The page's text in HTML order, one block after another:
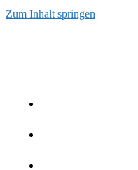
Zum Inhalt springen